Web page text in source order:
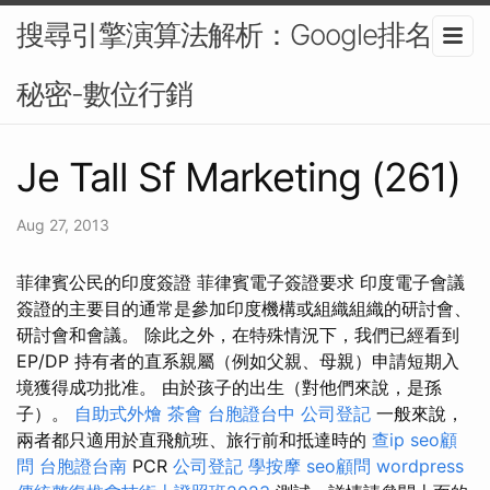
搜尋引擎演算法解析：Google排名的
秘密-數位行銷
Je Tall Sf Marketing (261)
Aug 27, 2013
菲律賓公民的印度簽證 菲律賓電子簽證要求 印度電子會議
簽證的主要目的通常是參加印度機構或組織組織的研討會、
研討會和會議。 除此之外，在特殊情況下，我們已經看到
EP/DP 持有者的直系親屬（例如父親、母親）申請短期入
境獲得成功批准。 由於孩子的出生（對他們來說，是孫
子）。 自助式外燴 茶會 台胞證台中 公司登記 一般來說，
兩者都只適用於直飛航班、旅行前和抵達時的 查ip seo顧
問 台胞證台南 PCR 公司登記 學按摩 seo顧問 wordpress